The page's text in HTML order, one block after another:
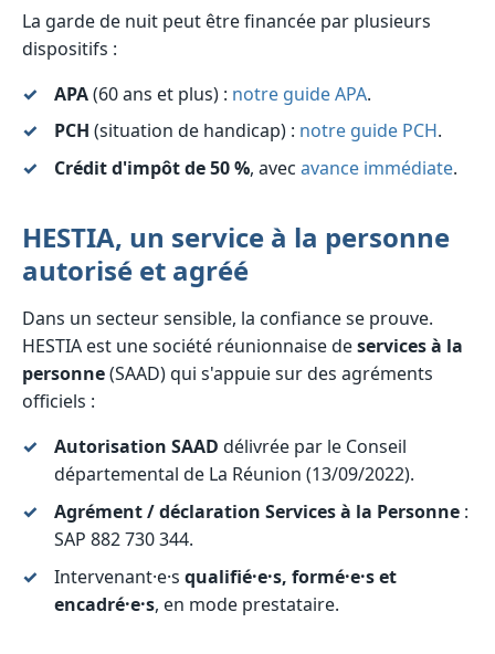
La garde de nuit peut être financée par plusieurs
dispositifs :
APA(60 ans et plus) : notre guide APA.
PCH (situation de handicap) : notre guide PCH.
Crédit d'impôt de 50 %, avec avance immédiate.
HESTIA, un service à la personne
autorisé et agréé
Dans un secteur sensible, la confiance se prouve.
HESTIA est une société réunionnaise deservices à la
personne(SAAD) qui s'appuie sur des agréments
officiels :
Autorisation SAAD délivrée par le Conseil
départemental de La Réunion (13/09/2022).
Agrément / déclaration Services à la Personne:
SAP 882 730 344.
Intervenant·e·s qualifié·e·s, formé·e·s et
encadré·e·s, en mode prestataire.